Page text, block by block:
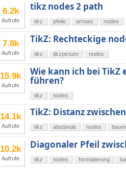
6.2k
Aufrufe
tikz nodes 2 path
tikz pfeile arrows nodes
7.8k
Aufrufe
TikZ: Rechteckige
tikz tikzpicture nodes
15.9k
Aufrufe
Wie kann ich bei TikZ
führen?
tikz nodes
14.1k
Aufrufe
TikZ: Distanz
tikz abstände nodes
10.2k
Aufrufe
Diagonaler Pfeil
tikz nodes formatierung